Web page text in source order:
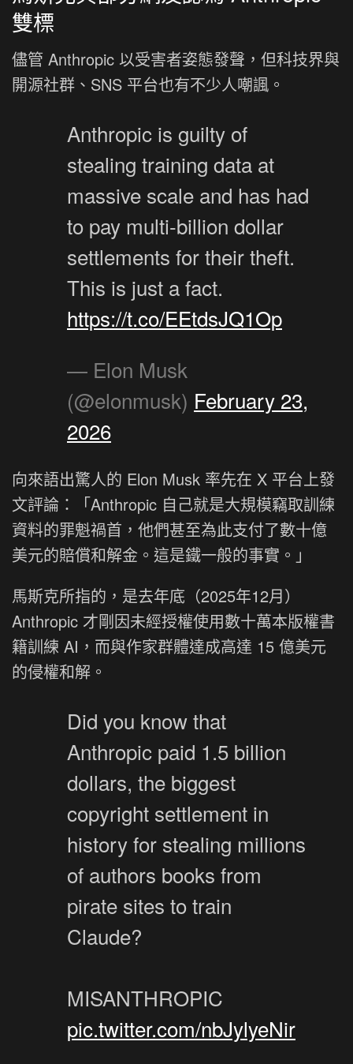
雙標
儘管 Anthropic 以受害者姿態發聲，但科技界與
開源社群、SNS 平台也有不少人嘲諷。
Anthropic is guilty of
stealing training data at
massive scale and has had
to pay multi-billion dollar
settlements for their theft.
This is just a fact.
https://t.co/EEtdsJQ1Op
— Elon Musk
(@elonmusk) February 23,
2026
向來語出驚人的 Elon Musk 率先在 X 平台上發
文評論：「Anthropic 自己就是大規模竊取訓練
資料的罪魁禍首，他們甚至為此支付了數十億
美元的賠償和解金。這是鐵一般的事實。」
馬斯克所指的，是去年底（2025年12月）
Anthropic 才剛因未經授權使用數十萬本版權書
籍訓練 AI，而與作家群體達成高達 15 億美元
的侵權和解。
Did you know that
Anthropic paid 1.5 billion
dollars, the biggest
copyright settlement in
history for stealing millions
of authors books from
pirate sites to train
Claude?
MISANTHROPIC
pic.twitter.com/nbJylyeNir